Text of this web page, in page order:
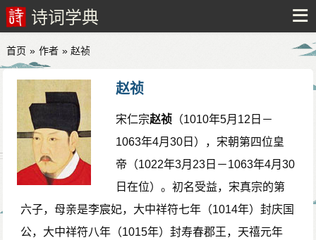
诗词学典
首页 » 作者 » 赵祯
赵祯
宋仁宗赵祯 （1010年5月12日－
1063年4月30日），宋朝第四位皇
帝（1022年3月23日－1063年4月30
日在位）。初名受益，宋真宗的第
六子，母亲是李宸妃，大中祥符七年（1014年）封庆国
公，大中祥符八年（1015年）封寿春郡王，天禧元年